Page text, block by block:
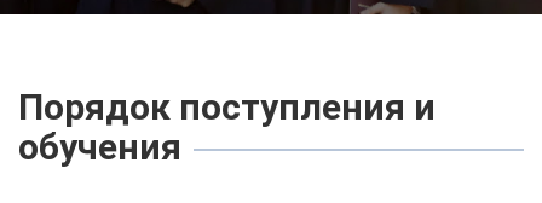
Порядок поступления и
обучения